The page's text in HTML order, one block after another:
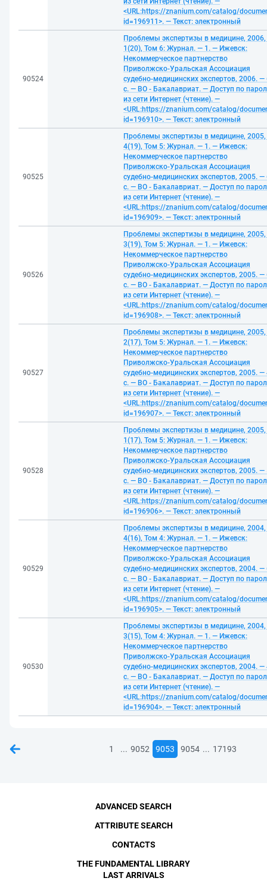
<URL:https://znanium.com/catalog/
id=196911>. — Текст: электронный
90524
Проблемы экспертизы в медицине,
1(20), Том 6: Журнал. — 1. — Ижевск:
Некоммерческое партнерство
Приволжско-Уральская Ассоциация
судебно-медицинских экспертов, 2006. —
с. — ВО - Бакалавриат. — Доступ по
из сети Интернет (чтение). —
<URL:https://znanium.com/catalog/
id=196910>. — Текст: электронный
90525
Проблемы экспертизы в медицине,
4(19), Том 5: Журнал. — 1. — Ижевск:
Некоммерческое партнерство
Приволжско-Уральская Ассоциация
судебно-медицинских экспертов, 2005. —
с. — ВО - Бакалавриат. — Доступ по
из сети Интернет (чтение). —
<URL:https://znanium.com/catalog/
id=196909>. — Текст: электронный
90526
Проблемы экспертизы в медицине,
3(19), Том 5: Журнал. — 1. — Ижевск:
Некоммерческое партнерство
Приволжско-Уральская Ассоциация
судебно-медицинских экспертов, 2005. —
с. — ВО - Бакалавриат. — Доступ по
из сети Интернет (чтение). —
<URL:https://znanium.com/catalog/
id=196908>. — Текст: электронный
90527
Проблемы экспертизы в медицине,
2(17), Том 5: Журнал. — 1. — Ижевск:
Некоммерческое партнерство
Приволжско-Уральская Ассоциация
судебно-медицинских экспертов, 2005. —
с. — ВО - Бакалавриат. — Доступ по
из сети Интернет (чтение). —
<URL:https://znanium.com/catalog/
id=196907>. — Текст: электронный
90528
Проблемы экспертизы в медицине,
1(17), Том 5: Журнал. — 1. — Ижевск:
Некоммерческое партнерство
Приволжско-Уральская Ассоциация
судебно-медицинских экспертов, 2005. —
с. — ВО - Бакалавриат. — Доступ по
из сети Интернет (чтение). —
<URL:https://znanium.com/catalog/
id=196906>. — Текст: электронный
90529
Проблемы экспертизы в медицине,
4(16), Том 4: Журнал. — 1. — Ижевск:
Некоммерческое партнерство
Приволжско-Уральская Ассоциация
судебно-медицинских экспертов, 2004. —
с. — ВО - Бакалавриат. — Доступ по
из сети Интернет (чтение). —
<URL:https://znanium.com/catalog/
id=196905>. — Текст: электронный
90530
Проблемы экспертизы в медицине,
3(15), Том 4: Журнал. — 1. — Ижевск:
Некоммерческое партнерство
Приволжско-Уральская Ассоциация
судебно-медицинских экспертов, 2004. —
с. — ВО - Бакалавриат. — Доступ по
из сети Интернет (чтение). —
<URL:https://znanium.com/catalog/
id=196904>. — Текст: электронный
1 ... 9052 9053 9054 ... 17193
ADVANCED SEARCH
ATTRIBUTE SEARCH
CONTACTS
THE FUNDAMENTAL LIBRARY
LAST ARRIVALS